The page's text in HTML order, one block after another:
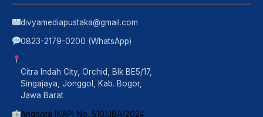
divyamediapustaka@gmail.com
0823-2179-0200 (WhatsApp)
Citra Indah City, Orchid, Blk BE5/17,
Singajaya, Jonggol, Kab. Bogor,
Jawa Barat
Anggota IKAPI No. 510/JBA/2024